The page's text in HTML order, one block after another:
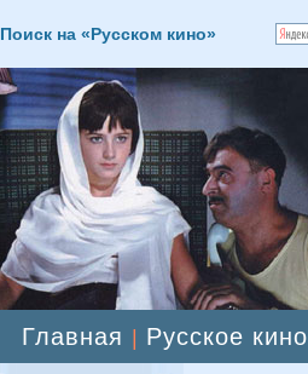
Поиск на «Русском кино»
Главная Русское кино